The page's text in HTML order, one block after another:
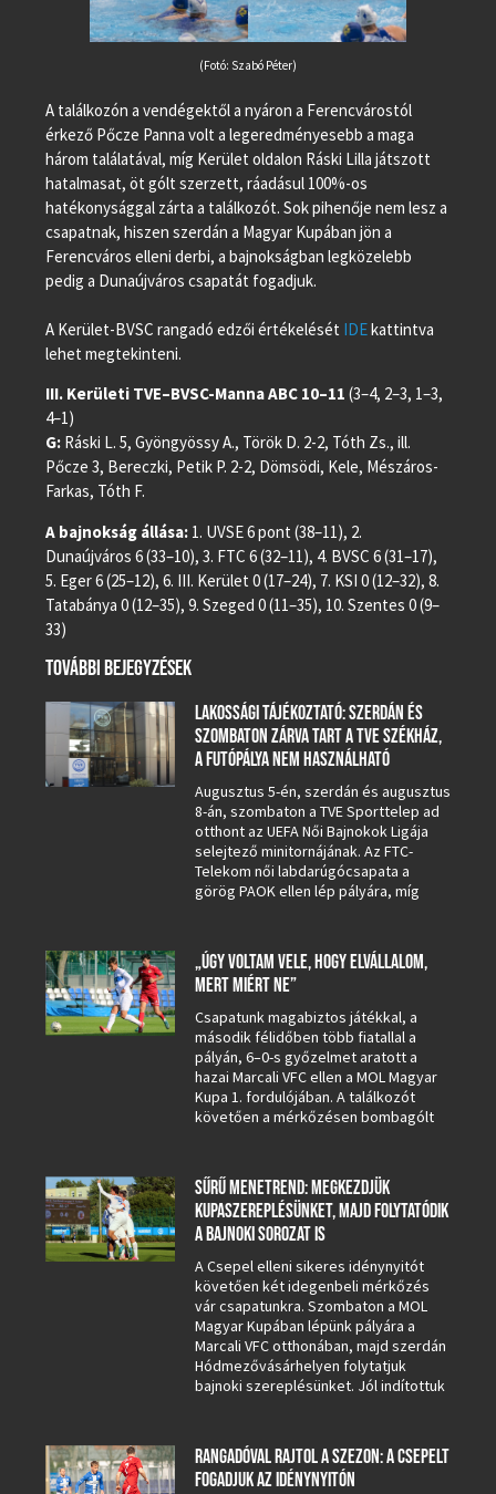
(Fotó: Szabó Péter)
A találkozón a vendégektől a nyáron a Ferencvárostól
érkező Pőcze Panna volt a legeredményesebb a maga
három találatával, míg Kerület oldalon Ráski Lilla játszott
hatalmasat, öt gólt szerzett, ráadásul 100%-os
hatékonysággal zárta a találkozót. Sok pihenője nem lesz a
csapatnak, hiszen szerdán a Magyar Kupában jön a
Ferencváros elleni derbi, a bajnokságban legközelebb
pedig a Dunaújváros csapatát fogadjuk.
A Kerület-BVSC rangadó edzői értékelését IDEkattintva
lehet megtekinteni.
III. Kerületi TVE–BVSC-Manna ABC 10–11 (3–4, 2–3, 1–3,
4–1)
G: Ráski L. 5, Gyöngyössy A., Török D. 2-2, Tóth Zs., ill.
Pőcze 3, Bereczki, Petik P. 2-2, Dömsödi, Kele, Mészáros-
Farkas, Tóth F.
A bajnokság állása: 1. UVSE 6 pont (38–11), 2.
Dunaújváros 6 (33–10), 3. FTC 6 (32–11), 4. BVSC 6 (31–17),
5. Eger 6 (25–12), 6. III. Kerület 0 (17–24), 7. KSI 0 (12–32), 8.
Tatabánya 0 (12–35), 9. Szeged 0 (11–35), 10. Szentes 0 (9–
33)
TOVÁBBI BEJEGYZÉSEK
LAKOSSÁGI TÁJÉKOZTATÓ: SZERDÁN ÉS
SZOMBATON ZÁRVA TART A TVE SZÉKHÁZ,
A FUTÓPÁLYA NEM HASZNÁLHATÓ
Augusztus 5-én, szerdán és augusztus
8-án, szombaton a TVE Sporttelep ad
otthont az UEFA Női Bajnokok Ligája
selejtező minitornájának. Az FTC-
Telekom női labdarúgócsapata a
görög PAOK ellen lép pályára, míg
„ÚGY VOLTAM VELE, HOGY ELVÁLLALOM,
MERT MIÉRT NE”
Csapatunk magabiztos játékkal, a
második félidőben több fiatallal a
pályán, 6–0-s győzelmet aratott a
hazai Marcali VFC ellen a MOL Magyar
Kupa 1. fordulójában. A találkozót
követően a mérkőzésen bombagólt
SŰRŰ MENETREND: MEGKEZDJÜK
KUPASZEREPLÉSÜNKET, MAJD FOLYTATÓDIK
A BAJNOKI SOROZAT IS
A Csepel elleni sikeres idénynyitót
követően két idegenbeli mérkőzés
vár csapatunkra. Szombaton a MOL
Magyar Kupában lépünk pályára a
Marcali VFC otthonában, majd szerdán
Hódmezővásárhelyen folytatjuk
bajnoki szereplésünket. Jól indítottuk
RANGADÓVAL RAJTOL A SZEZON: A CSEPELT
FOGADJUK AZ IDÉNYNYITÓN